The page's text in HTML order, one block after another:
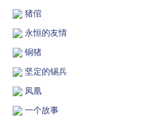
猪倌
永恒的友情
铜猪
坚定的锡兵
凤凰
一个故事